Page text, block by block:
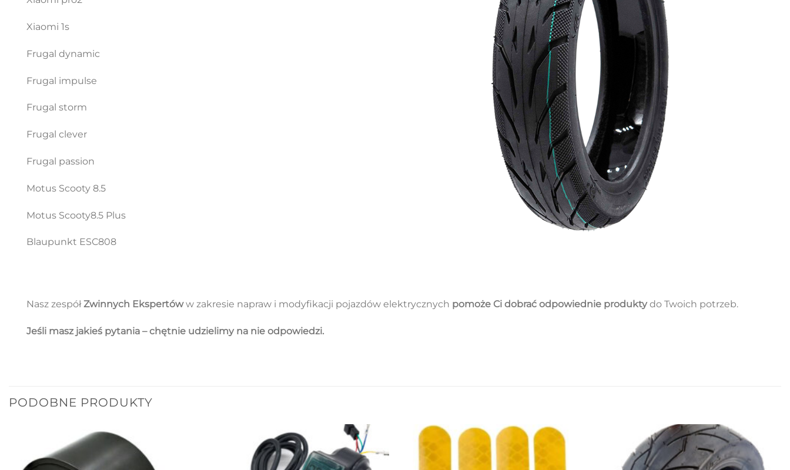
Xiaomi 1s
Frugal dynamic
Frugal impulse
Frugal storm
Frugal clever
Frugal passion
Motus Scooty 8.5
Motus Scooty8.5 Plus
Blaupunkt ESC808
Nasz zespółZwinnych Ekspertóww zakresie napraw i modyfikacji pojazdów elektrycznych pomoże Ci dobrać odpowiednie produktydo Twoich potrzeb.
Jeśli masz jakieś pytania – chętnie udzielimy na nie odpowiedzi.
PODOBNE PRODUKTY